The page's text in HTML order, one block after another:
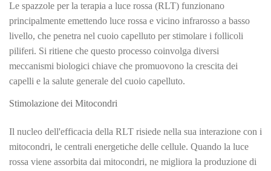
Le spazzole per la terapia a luce rossa (RLT) funzionano
principalmente emettendo luce rossa e vicino infrarosso a basso
livello, che penetra nel cuoio capelluto per stimolare i follicoli
piliferi. Si ritiene che questo processo coinvolga diversi
meccanismi biologici chiave che promuovono la crescita dei
capelli e la salute generale del cuoio capelluto.
Stimolazione dei Mitocondri
Il nucleo dell'efficacia della RLT risiede nella sua interazione con i
mitocondri, le centrali energetiche delle cellule. Quando la luce
rossa viene assorbita dai mitocondri, ne migliora la produzione di